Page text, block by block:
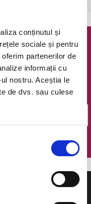
conținutul și
sociale și pentru
partenerilor de
informații cu
nostru. Aceștia le
de dvs. sau culese
cu cele mai noi